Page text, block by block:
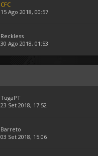
CFC
15 Ago 2018, 00:57
Reckless
30 Ago 2018, 01:53
TugaPT
23 Set 2018, 17:52
Barreto
03 Set 2018, 15:06